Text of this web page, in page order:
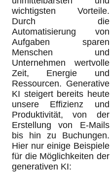
wichtigsten Vorteile.
Durch die
Automatisierung von
Aufgaben sparen
Menschen und
Unternehmen wertvolle
Zeit, Energie und
Ressourcen. Generative
KI steigert bereits heute
unsere Effizienz und
Produktivität, von der
Erstellung von E-Mails
bis hin zu Buchungen.
Hier nur einige Beispiele
für die Möglichkeiten der
generativen KI: